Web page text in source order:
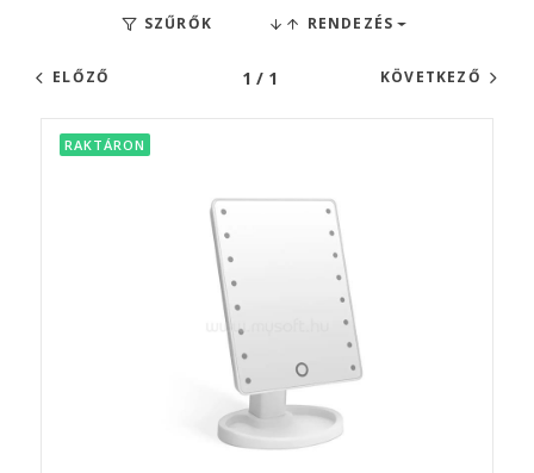
SZŰRŐK RENDEZÉS
ELŐZŐ 1 / 1 KÖVETKEZŐ
RAKTÁRON